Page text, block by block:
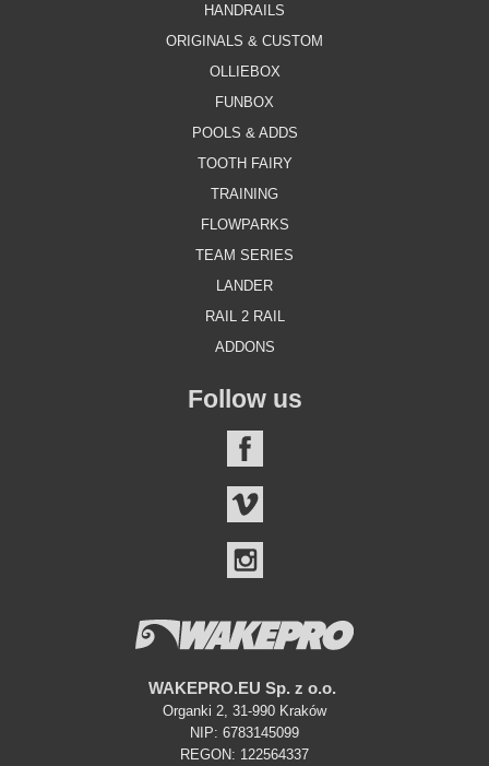
HANDRAILS
ORIGINALS & CUSTOM
OLLIEBOX
FUNBOX
POOLS & ADDS
TOOTH FAIRY
TRAINING
FLOWPARKS
TEAM SERIES
LANDER
RAIL 2 RAIL
ADDONS
Follow us
WAKEPRO.EU Sp. z o.o.
Organki 2, 31-990 Kraków
NIP: 6783145099
REGON: 122564337